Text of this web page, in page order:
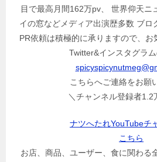
目で最高月間162万pv、 世界仰天ニ
イの窓などメディア出演歴多数 ブロ
PR依頼は積極的に承りますので、お
Twitter&インスタグラム
こちらへご連絡をお願
＼チャンネル登録者1.2
ナツへたれYouTubeチ
こちら
お店、商品、ユーザー、食に関わる